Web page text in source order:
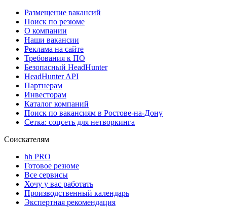
Размещение вакансий
Поиск по резюме
О компании
Наши вакансии
Реклама на сайте
Требования к ПО
Безопасный HeadHunter
HeadHunter API
Партнерам
Инвесторам
Каталог компаний
Поиск по вакансиям в Ростове-на-Дону
Сетка: соцсеть для нетворкинга
Соискателям
hh PRO
Готовое резюме
Все сервисы
Хочу у вас работать
Производственный календарь
Экспертная рекомендация